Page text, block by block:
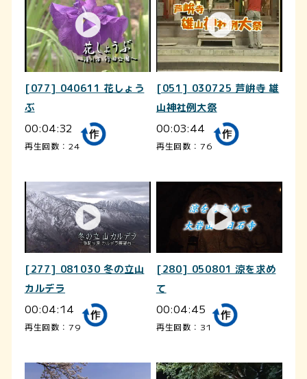
[077] 040611 花しょう
ぶ
00:04:32
再生回数：24
[051] 030725 芦峅寺 雄
山神社例大祭
00:03:44
再生回数：76
[277] 081030 冬の立山
カルデラ
00:04:14
再生回数：79
[280] 050801 涼を求め
て
00:04:45
再生回数：31